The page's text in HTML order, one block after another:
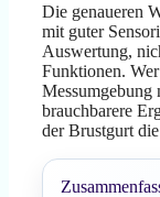
Die genaueren
mit guter
Auswertung,
Funktionen.
brauchbarere
der Brustgurt